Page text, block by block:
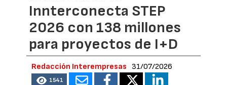
Innterconecta STEP
2026 con 138 millones
para proyectos de I+D
Redacción Interempresas 31/07/2026
1541